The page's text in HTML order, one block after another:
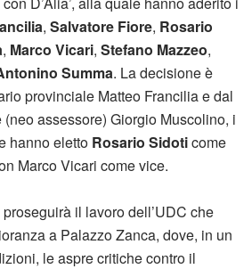
, Salvatore Fiore, Rosario
, Marco Vicari, Stefano Mazzeo,
Summa. La decisione è
provinciale Matteo Francilia e dal
assessore) Giorgio Muscolino, i
hanno eletto Rosario Sidoticome
Marco Vicari come vice.
il lavoro dell’UDC che
a Palazzo Zanca, dove, in un
le aspre critiche contro il